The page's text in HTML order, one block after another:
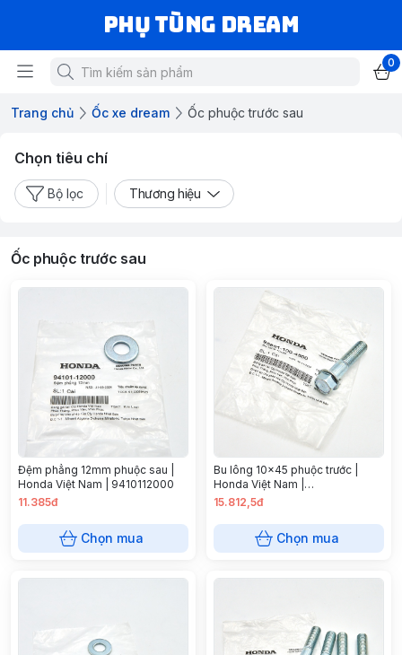
Phụ Tùng Dream
0
Trang chủ Ốc xe dream Ốc phuộc trước sau
Chọn tiêu chí
Bộ lọc Thương hiệu
Ốc phuộc trước sau
Đệm phẳng 12mm phuộc sau |
Honda Việt Nam | 9410112000
11.385đ
Chọn mua
Bu lông 10x45 phuộc trước |
Honda Việt Nam |
958011004500
15.812,5đ
Chọn mua